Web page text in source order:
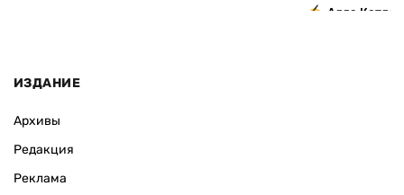
Алла Котляр
ИЗДАНИЕ
Архивы
Редакция
Реклама